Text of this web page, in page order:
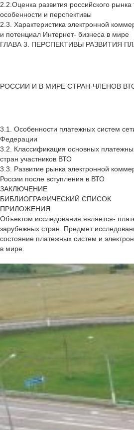
2.2.Оценка развития российского рынка
особенности и перспективы
2.3. Характеристика электронной
и потенциал Интернет- бизнеса в мире
ГЛАВА 3. ПЕРСПЕКТИВЫ РАЗВИТИЯ
РОССИИ И В МИРЕ СТРАН-ЧЛЕНОВ
3.1. Особенности платежных систем
Федерации
3.2. Классификация основных
стран участников ВТО
3.3. Развитие рынка электронной
России после вступления в ВТО
ЗАКЛЮЧЕНИЕ
БИБЛИОГРАФИЧЕСКИЙ СПИСОК
ПРИЛОЖЕНИЯ
Объектом исследования является-
зарубежных стран. Предмет
состояние платежных систем и
в мире.